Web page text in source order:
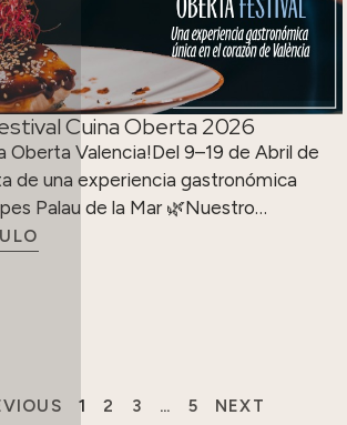
Cuina Oberta 2026
Oberta Valencia!Del 9–19 de Abril de
de una experiencia gastronómica
Palau de la Mar 🌿Nuestro…
1 2 3 … 5 NEXT